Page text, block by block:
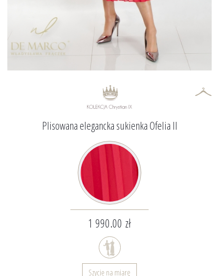
Plisowana elegancka sukienka Ofelia II
1 990.00 zł
Szycie na miarę